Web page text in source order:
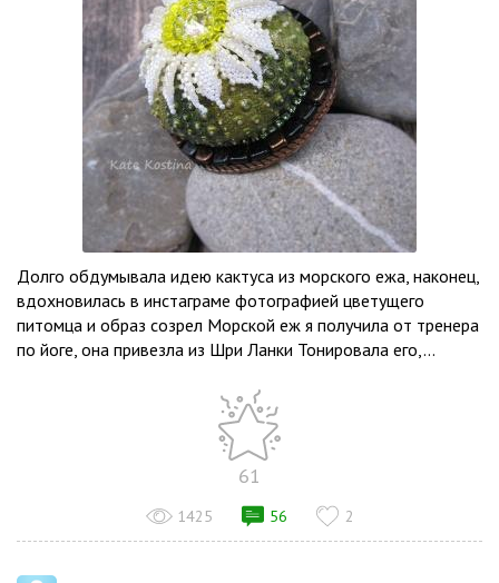
Долго обдумывала идею кактуса из морского ежа, наконец,
вдохновилась в инстаграме фотографией цветущего
питомца и образ созрел Морской еж я получила от тренера
по йоге, она привезла из Шри Ланки Тонировала его,...
61
1425 56 2